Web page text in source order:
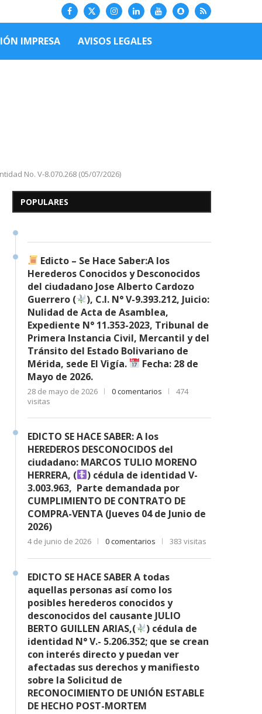
IMPRESA AVISOS LEGALES
No. V-8.070.268 (05/07/2026)
POPULARES
los Herederos Conocidos y
Desconocidos del...
7 de mayo de 2026
Edicto – Se Hace Saber:A los
Herederos Conocidos y Desconocidos
del ciudadano Jose Alberto Cardozo
Guerrero (
), C.I. N° V-9.393.212, Juicio:
Nulidad de Acta de Asamblea,
Expediente N° 11.353-2023, Tribunal de
Primera Instancia Civil, Mercantil y del
Tránsito del Estado Bolivariano de
Mérida, sede El Vigía.
Fecha: 28 de
Mayo de 2026.
28 de mayo de 2026 0 comentarios
474
visitas
EDICTO SE HACE SABER: A los
HEREDEROS DESCONOCIDOS del
ciudadano: MARCOS TULIO MORENO
HERRERA, (
) cédula de identidad V-
3.003.963, Parte demandada por
CUMPLIMIENTO DE CONTRATO DE
COMPRA-VENTA (Jueves 04 de Junio de
2026)
4 de junio de 2026 0 comentarios 383 visitas
EDICTO SE HACE SABER A todas
aquellas personas así como los
posibles herederos conocidos y
desconocidos del causante JULIO
BERTO GUILLEN ARIAS,(
) cédula de
identidad N° V.- 5.206.352; que se crean
con interés directo y puedan ver
afectadas sus derechos y manifiesto
sobre la Solicitud de
RECONOCIMIENTO DE UNIÓN ESTABLE
DE HECHO POST-MORTEM